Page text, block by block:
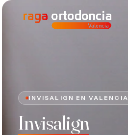
INVISALIGN EN VALENCIA
Invisalign